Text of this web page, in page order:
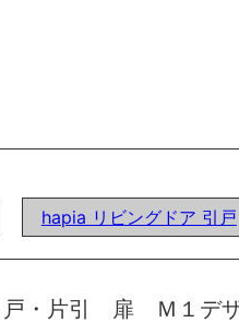
hapia リビングドア 引戸
・片引 扉 Ｍ１デ